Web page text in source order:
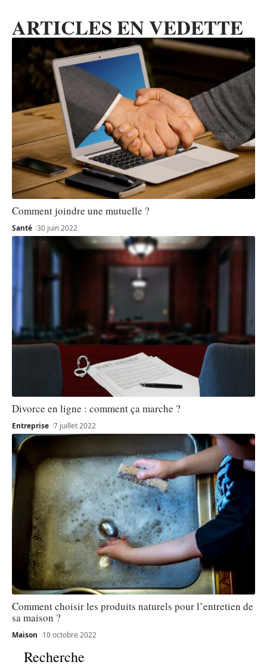
ARTICLES EN VEDETTE
Comment joindre une mutuelle ?
Santé 30 juin 2022
Divorce en ligne : comment ça marche ?
Entreprise 7 juillet 2022
Comment choisir les produits naturels pour l’entretien de
sa maison ?
Maison 10 octobre 2022
Recherche